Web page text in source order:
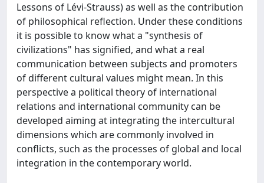
Lessons of Lévi-Strauss) as well as the contribution
of philosophical reflection. Under these conditions
it is possible to know what a "synthesis of
civilizations" has signified, and what a real
communication between subjects and promoters
of different cultural values might mean. In this
perspective a political theory of international
relations and international community can be
developed aiming at integrating the intercultural
dimensions which are commonly involved in
conflicts, such as the processes of global and local
integration in the contemporary world.